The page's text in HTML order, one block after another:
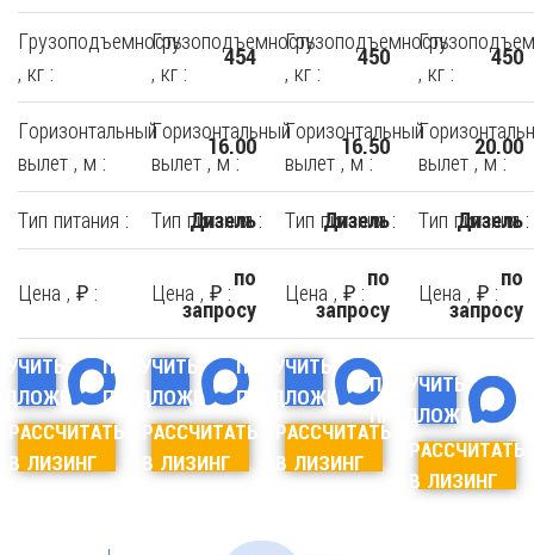
Грузоподъемность
, кг :
454
Горизонтальный
вылет , м :
16.00
Тип питания : Дизель
Цена , ₽ :
по
запросу
РАССЧИТАТЬ
В ЛИЗИНГ
Грузоподъемность
, кг :
450
Горизонтальный
вылет , м :
16.50
Тип питания : Дизель
Цена , ₽ :
по
запросу
ПОЛУЧИТЬ
ПРЕДЛОЖЕНИЕ
РАССЧИТАТЬ
В ЛИЗИНГ
Грузоподъемность
, кг :
450
Горизонтальный
вылет , м :
20.00
Тип питания : Дизель
Цена , ₽ :
по
запросу
ПОЛУЧИТЬ
ПРЕДЛОЖЕНИЕ
РАССЧИТАТЬ
В ЛИЗИНГ
, кг :
вылет , м :
Тип питания :
Цена , ₽ :
ПОЛУЧИТЬ
ПРЕДЛОЖЕНИЕ
РАССЧИТАТЬ
В ЛИЗИНГ